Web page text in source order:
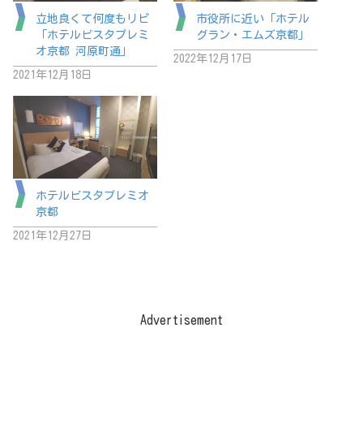
立地良くて何度もリピ
「ホテルビスタプレミ
オ京都 河原町通」
2021年12月18日
市役所に近い「ホテル
グラン・エムズ京都」
2022年12月17日
ホテルビスタプレミオ
京都
2021年12月27日
Advertisement